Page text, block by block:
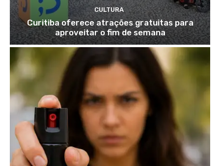
CULTURA
Curitiba oferece atrações gratuitas para
aproveitar o fim de semana